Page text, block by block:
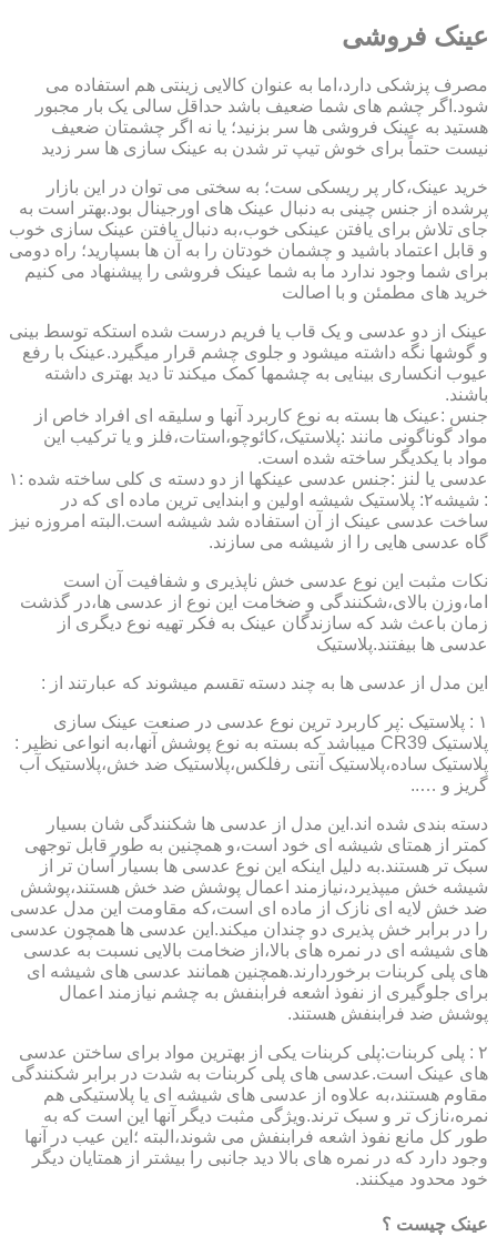
عینک فروشی
مصرف پزشکی دارد،اما به عنوان کالایی زینتی هم استفاده می
شود.اگر چشم های شما ضعیف باشد حداقل سالی یک بار مجبور
هستید به عینک فروشی ها سر بزنید؛ یا نه اگر چشمتان ضعیف
نیست حتماً برای خوش تیپ تر شدن به عینک سازی ها سر زدید
خرید عینک،کار پر ریسکی ست؛ به سختی می توان در این بازار
پرشده از جنس چینی به دنبال عینک های اورجینال بود.بهتر است به
جای تلاش برای یافتن عینکی خوب،به دنبال یافتن عینک سازی خوب
و قابل اعتماد باشید و چشمان خودتان را به آن ها بسپارید؛ راه دومی
برای شما وجود ندارد ما به شما عینک فروشی را پیشنهاد می کنیم
خرید های مطمئن و با اصالت
عینک از دو عدسی و یک قاب یا فریم درست شده استکه توسط بینی
و گوشها نگه داشته میشود و جلوی چشم قرار میگیرد.عینک با رفع
عیوب انکساری بینایی به چشمها کمک میکند تا دید بهتری داشته
باشند.
جنس :عینک ها بسته به نوع کاربرد آنها و سلیقه ای افراد خاص از
مواد گوناگونی مانند :پلاستیک،کائوچو،استات،فلز و یا ترکیب این
مواد با یکدیگر ساخته شده است.
عدسی یا لنز :جنس عدسی عینکها از دو دسته ی کلی ساخته شده :۱
: شیشه۲: پلاستیک شیشه اولین و ابندایی ترین ماده ای که در
ساخت عدسی عینک از آن استفاده شد شیشه است.البته امروزه نیز
گاه عدسی هایی را از شیشه می سازند.
نکات مثبت این نوع عدسی خش ناپذیری و شفافیت آن است
اما،وزن بالای،شکنندگی و ضخامت این نوع از عدسی ها،در گذشت
زمان باعث شد که سازندگان عینک به فکر تهیه نوع دیگری از
عدسی ها بیفتند.پلاستیک
این مدل از عدسی ها به چند دسته تقسم میشوند که عبارتند از :
۱ : پلاستیک :پر کاربرد ترین نوع عدسی در صنعت عینک سازی
پلاستیک CR39 میباشد که بسته به نوع پوشش آنها،به انواعی نظیر :
پلاستیک ساده،پلاستیک آنتی رفلکس،پلاستیک ضد خش،پلاستیک آب
گریز و …..
دسته بندی شده اند.این مدل از عدسی ها شکنندگی شان بسیار
کمتر از همتای شیشه ای خود است،و همچنین به طور قابل توجهی
سبک تر هستند.به دلیل اینکه این نوع عدسی ها بسیار آسان تر از
شیشه خش میپذیرد،نیازمند اعمال پوشش ضد خش هستند،پوشش
ضد خش لایه ای نازک از ماده ای است،که مقاومت این مدل عدسی
را در برابر خش پذیری دو چندان میکند.این عدسی ها همچون عدسی
های شیشه ای در نمره های بالا،از ضخامت بالایی نسبت به عدسی
های پلی کربنات برخوردارند.همچنین همانند عدسی های شیشه ای
برای جلوگیری از نفوذ اشعه فرابنفش به چشم نیازمند اعمال
پوشش ضد فرابنفش هستند.
۲ : پلی کربنات:پلی کربنات یکی از بهترین مواد برای ساختن عدسی
های عینک است.عدسی های پلی کربنات به شدت در برابر شکنندگی
مقاوم هستند،به علاوه از عدسی های شیشه ای یا پلاستیکی هم
نمره،نازک تر و سبک ترند.ویژگی مثبت دیگر آنها این است که به
طور کل مانع نفوذ اشعه فرابنفش می شوند،البته ؛این عیب در آنها
وجود دارد که در نمره های بالا دید جانبی را بیشتر از همتایان دیگر
خود محدود میکنند.
عینک چیست ؟